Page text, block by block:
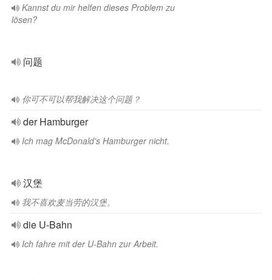
Kannst du mir helfen dieses Problem zu
lösen?
问题
你可不可以帮我解决这个问题？
der Hamburger
Ich mag McDonald's Hamburger nicht.
汉堡
我不喜欢麦当劳的汉堡。
die U-Bahn
Ich fahre mit der U-Bahn zur Arbeit.